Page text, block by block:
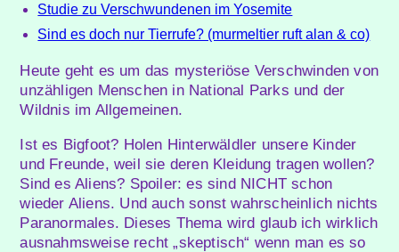
Studie zu Verschwundenen im Yosemite
Sind es doch nur Tierrufe? (murmeltier ruft alan & co)
Heute geht es um das mysteriöse Verschwinden von
unzähligen Menschen in National Parks und der
Wildnis im Allgemeinen.
Ist es Bigfoot? Holen Hinterwäldler unsere Kinder
und Freunde, weil sie deren Kleidung tragen wollen?
Sind es Aliens? Spoiler: es sind NICHT schon
wieder Aliens. Und auch sonst wahrscheinlich nichts
Paranormales. Dieses Thema wird glaub ich wirklich
ausnahmsweise recht „skeptisch“ wenn man es so